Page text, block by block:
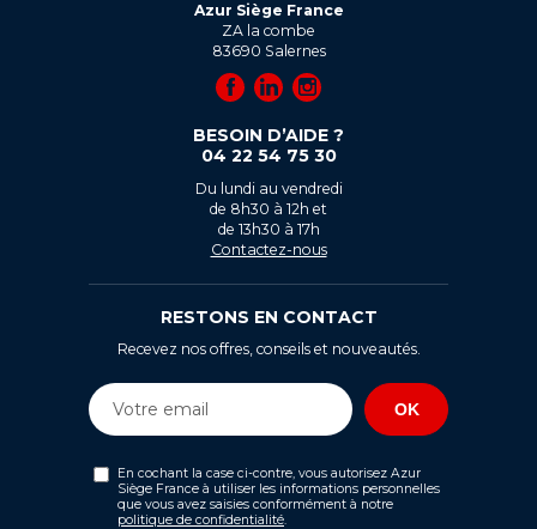
Azur Siège France
ZA la combe
83690 Salernes
BESOIN D’AIDE ?
04 22 54 75 30
Du lundi au vendredi
de 8h30 à 12h et
de 13h30 à 17h
Contactez-nous
RESTONS EN CONTACT
Recevez nos offres, conseils et nouveautés.
En cochant la case ci-contre, vous autorisez Azur
Siège France à utiliser les informations personnelles
que vous avez saisies conformément à notre
politique de confidentialité.